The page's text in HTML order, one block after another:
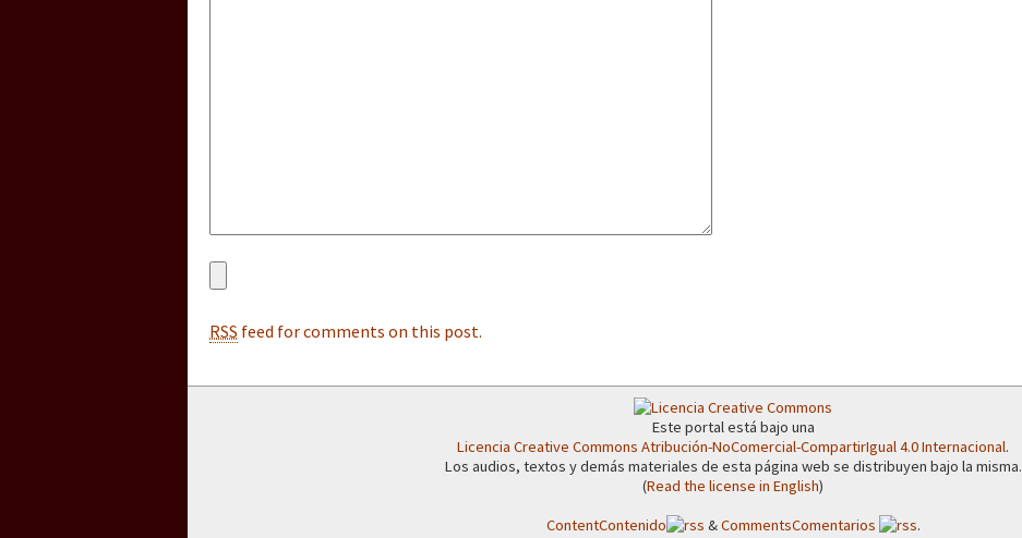
RSS feed for comments on this post.
Este portal está bajo una
Licencia Creative Commons Atribución-NoComercial-CompartirIgual 4.0 Internacional.
Los audios, textos y demás materiales de esta página web se distribuyen bajo la misma.
(Read the license in English)
ContentContenido &CommentsComentarios .